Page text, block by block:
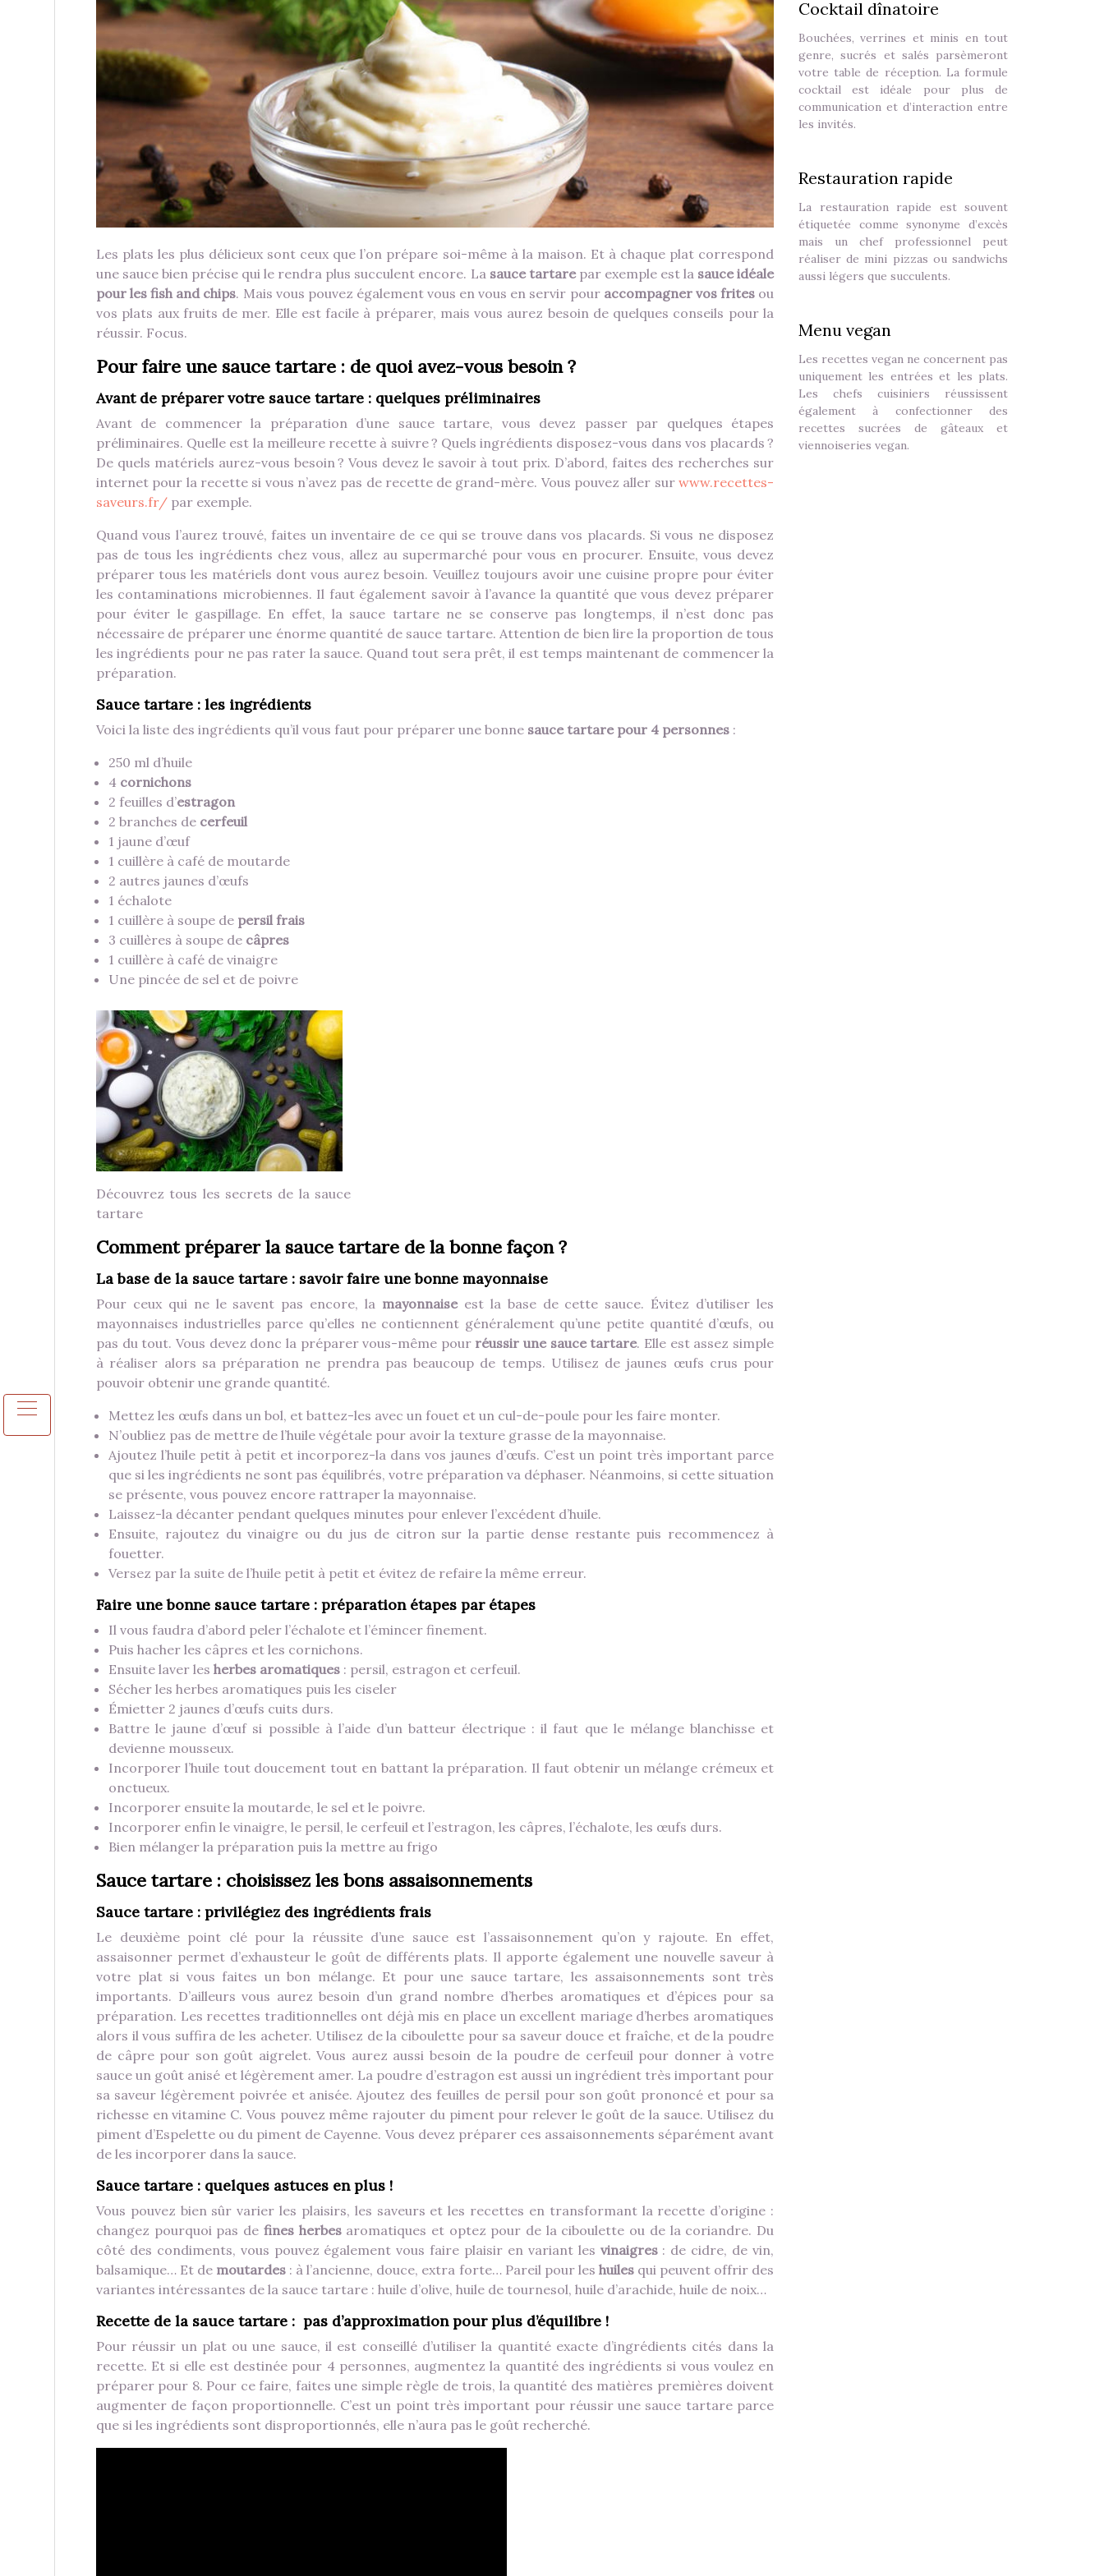
Les plats les plus délicieux sont ceux que l’on prépare soi-même à la maison. Et à chaque plat correspond
une sauce bien précise qui le rendra plus succulent encore. La sauce tartarepar exemple est la sauce idéale
pour les fish and chips. Mais vous pouvez également vous en vous en servir pour accompagner vos fritesou
vos plats aux fruits de mer. Elle est facile à préparer, mais vous aurez besoin de quelques conseils pour la
réussir. Focus.
Pour faire une sauce tartare : de quoi avez-vous besoin ?
Avant de préparer votre sauce tartare : quelques préliminaires
Avant de commencer la préparation d’une sauce tartare, vous devez passer par quelques étapes
préliminaires. Quelle est la meilleure recette à suivre ? Quels ingrédients disposez-vous dans vos placards ?
De quels matériels aurez-vous besoin ? Vous devez le savoir à tout prix. D’abord, faites des recherches sur
internet pour la recette si vous n’avez pas de recette de grand-mère. Vous pouvez aller sur www.recettes-
saveurs.fr/ par exemple.
Quand vous l’aurez trouvé, faites un inventaire de ce qui se trouve dans vos placards. Si vous ne disposez
pas de tous les ingrédients chez vous, allez au supermarché pour vous en procurer. Ensuite, vous devez
préparer tous les matériels dont vous aurez besoin. Veuillez toujours avoir une cuisine propre pour éviter
les contaminations microbiennes. Il faut également savoir à l’avance la quantité que vous devez préparer
pour éviter le gaspillage. En effet, la sauce tartare ne se conserve pas longtemps, il n’est donc pas
nécessaire de préparer une énorme quantité de sauce tartare. Attention de bien lire la proportion de tous
les ingrédients pour ne pas rater la sauce. Quand tout sera prêt, il est temps maintenant de commencer la
préparation.
Sauce tartare : les ingrédients
Voici la liste des ingrédients qu’il vous faut pour préparer une bonne sauce tartare pour 4 personnes :
250 ml d’huile
4 cornichons
2 feuilles d’estragon
2 branches de cerfeuil
1 jaune d’œuf
1 cuillère à café de moutarde
2 autres jaunes d’œufs
1 échalote
1 cuillère à soupe de persil frais
3 cuillères à soupe de câpres
1 cuillère à café de vinaigre
Une pincée de sel et de poivre
Découvrez tous les secrets de la sauce
tartare
Comment préparer la sauce tartare de la bonne façon ?
La base de la sauce tartare : savoir faire une bonne mayonnaise
Pour ceux qui ne le savent pas encore, la mayonnaiseest la base de cette sauce. Évitez d’utiliser les
mayonnaises industrielles parce qu’elles ne contiennent généralement qu’une petite quantité d’œufs, ou
pas du tout. Vous devez donc la préparer vous-même pour réussir une sauce tartare. Elle est assez simple
à réaliser alors sa préparation ne prendra pas beaucoup de temps. Utilisez de jaunes œufs crus pour
pouvoir obtenir une grande quantité.
Mettez les œufs dans un bol, et battez-les avec un fouet et un cul-de-poule pour les faire monter.
N’oubliez pas de mettre de l’huile végétale pour avoir la texture grasse de la mayonnaise.
Ajoutez l’huile petit à petit et incorporez-la dans vos jaunes d’œufs. C’est un point très important parce
que si les ingrédients ne sont pas équilibrés, votre préparation va déphaser. Néanmoins, si cette situation
se présente, vous pouvez encore rattraper la mayonnaise.
Laissez-la décanter pendant quelques minutes pour enlever l’excédent d’huile.
Ensuite, rajoutez du vinaigre ou du jus de citron sur la partie dense restante puis recommencez à
fouetter.
Versez par la suite de l’huile petit à petit et évitez de refaire la même erreur.
Faire une bonne sauce tartare : préparation étapes par étapes
Il vous faudra d’abord peler l’échalote et l’émincer finement.
Puis hacher les câpres et les cornichons.
Ensuite laver les herbes aromatiques : persil, estragon et cerfeuil.
Sécher les herbes aromatiques puis les ciseler
Émietter 2 jaunes d’œufs cuits durs.
Battre le jaune d’œuf si possible à l’aide d’un batteur électrique : il faut que le mélange blanchisse et
devienne mousseux.
Incorporer l’huile tout doucement tout en battant la préparation. Il faut obtenir un mélange crémeux et
onctueux.
Incorporer ensuite la moutarde, le sel et le poivre.
Incorporer enfin le vinaigre, le persil, le cerfeuil et l’estragon, les câpres, l’échalote, les œufs durs.
Bien mélanger la préparation puis la mettre au frigo
Sauce tartare : choisissez les bons assaisonnements
Sauce tartare : privilégiez des ingrédients frais
Le deuxième point clé pour la réussite d’une sauce est l’assaisonnement qu’on y rajoute. En effet,
assaisonner permet d’exhausteur le goût de différents plats. Il apporte également une nouvelle saveur à
votre plat si vous faites un bon mélange. Et pour une sauce tartare, les assaisonnements sont très
importants. D’ailleurs vous aurez besoin d’un grand nombre d’herbes aromatiques et d’épices pour sa
préparation. Les recettes traditionnelles ont déjà mis en place un excellent mariage d’herbes aromatiques
alors il vous suffira de les acheter. Utilisez de la ciboulette pour sa saveur douce et fraîche, et de la poudre
de câpre pour son goût aigrelet. Vous aurez aussi besoin de la poudre de cerfeuil pour donner à votre
sauce un goût anisé et légèrement amer. La poudre d’estragon est aussi un ingrédient très important pour
sa saveur légèrement poivrée et anisée. Ajoutez des feuilles de persil pour son goût prononcé et pour sa
richesse en vitamine C. Vous pouvez même rajouter du piment pour relever le goût de la sauce. Utilisez du
piment d’Espelette ou du piment de Cayenne. Vous devez préparer ces assaisonnements séparément avant
de les incorporer dans la sauce.
Sauce tartare : quelques astuces en plus !
Vous pouvez bien sûr varier les plaisirs, les saveurs et les recettes en transformant la recette d’origine :
changez pourquoi pas de fines herbesaromatiques et optez pour de la ciboulette ou de la coriandre. Du
côté des condiments, vous pouvez également vous faire plaisir en variant les vinaigres: de cidre, de vin,
balsamique… Et de moutardes : à l’ancienne, douce, extra forte… Pareil pour les huilesqui peuvent offrir des
variantes intéressantes de la sauce tartare : huile d’olive, huile de tournesol, huile d’arachide, huile de noix…
Recette de la sauce tartare : pas d’approximation pour plus d’équilibre !
Pour réussir un plat ou une sauce, il est conseillé d’utiliser la quantité exacte d’ingrédients cités dans la
recette. Et si elle est destinée pour 4 personnes, augmentez la quantité des ingrédients si vous voulez en
préparer pour 8. Pour ce faire, faites une simple règle de trois, la quantité des matières premières doivent
augmenter de façon proportionnelle. C’est un point très important pour réussir une sauce tartare parce
que si les ingrédients sont disproportionnés, elle n’aura pas le goût recherché.
Cocktail dînatoire
Bouchées, verrines et minis en tout
genre, sucrés et salés parsèmeront
votre table de réception. La formule
cocktail est idéale pour plus de
communication et d’interaction entre
les invités.
Restauration rapide
La restauration rapide est souvent
étiquetée comme synonyme d’excès
mais un chef professionnel peut
réaliser de mini pizzas ou sandwichs
aussi légers que succulents.
Menu vegan
Les recettes vegan ne concernent pas
uniquement les entrées et les plats.
Les chefs cuisiniers réussissent
également à confectionner des
recettes sucrées de gâteaux et
viennoiseries vegan.